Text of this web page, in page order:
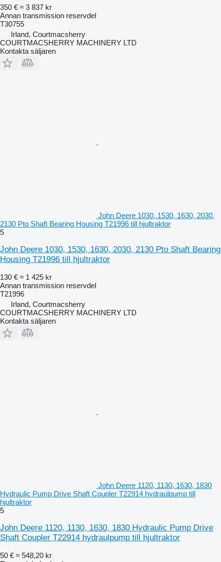
350 € ≈ 3 837 kr
Annan transmission reservdel
T30755
Irland, Courtmacsherry
COURTMACSHERRY MACHINERY LTD
Kontakta säljaren
John Deere 1030, 1530, 1630, 2030,
2130 Pto Shaft Bearing Housing T21996 till hjultraktor
5
John Deere 1030, 1530, 1630, 2030, 2130 Pto Shaft Bearing
Housing T21996 till hjultraktor
130 € ≈ 1 425 kr
Annan transmission reservdel
T21996
Irland, Courtmacsherry
COURTMACSHERRY MACHINERY LTD
Kontakta säljaren
John Deere 1120, 1130, 1630, 1830
Hydraulic Pump Drive Shaft Coupler T22914 hydraulpump till
hjultraktor
5
John Deere 1120, 1130, 1630, 1830 Hydraulic Pump Drive
Shaft Coupler T22914 hydraulpump till hjultraktor
50 € ≈ 548,20 kr